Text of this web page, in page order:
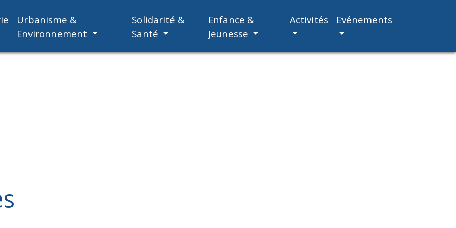
Urbanisme &
Environnement
Solidarité &
Santé
Enfance &
Jeunesse
Activités Evénements